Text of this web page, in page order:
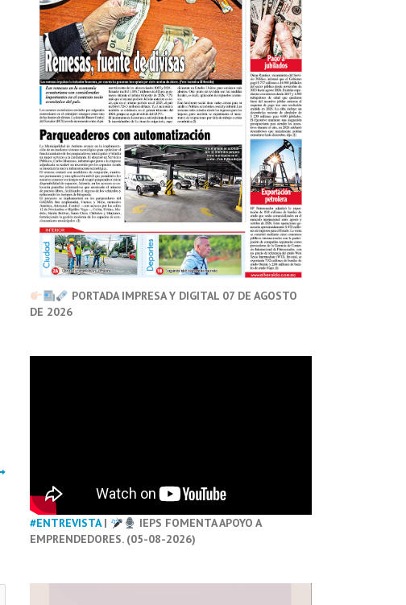
PORTADA IMPRESA Y DIGITAL 07 DE AGOSTO
DE 2026
#ENTREVISTA|
IEPS FOMENTA APOYO A
EMPRENDEDORES. (05-08-2026)